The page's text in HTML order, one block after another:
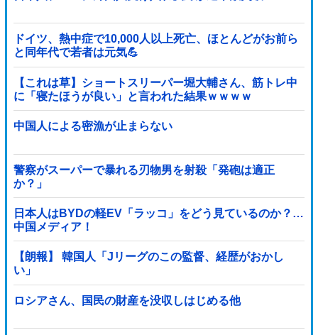
ドイツ、熱中症で10,000人以上死亡、ほとんどがお前ら
と同年代で若者は元気💪
【これは草】ショートスリーパー堀大輔さん、筋トレ中
に「寝たほうが良い」と言われた結果ｗｗｗｗ
中国人による密漁が止まらない
警察がスーパーで暴れる刃物男を射殺「発砲は適正
か？」
日本人はBYDの軽EV「ラッコ」をどう見ているのか？…
中国メディア！
【朗報】 韓国人「Jリーグのこの監督、経歴がおかし
い」
ロシアさん、国民の財産を没収しはじめる他